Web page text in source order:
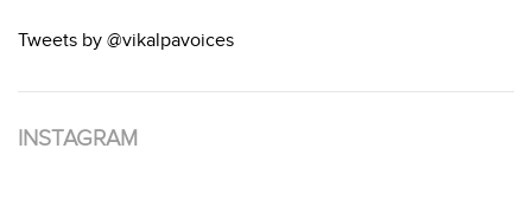
Tweets by @vikalpavoices
INSTAGRAM